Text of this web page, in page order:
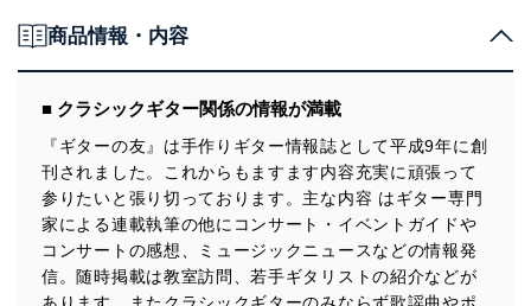
商品情報・内容
■ クラシックギター関係の情報が満載
『ギターの友』は手作りギター情報誌として平成9年に創
刊されました。これからもますます内容充実に頑張って
参りたいと張り切っております。主な内容 はギター専門
家による連載執筆の他にコンサート・イベントガイドや
コンサートの感想、ミュージックニュースなどの情報発
信。随時掲載は教室訪問、若手ギタリストの紹介などが
あります。またクラシックギターのみならず歌謡曲やポ